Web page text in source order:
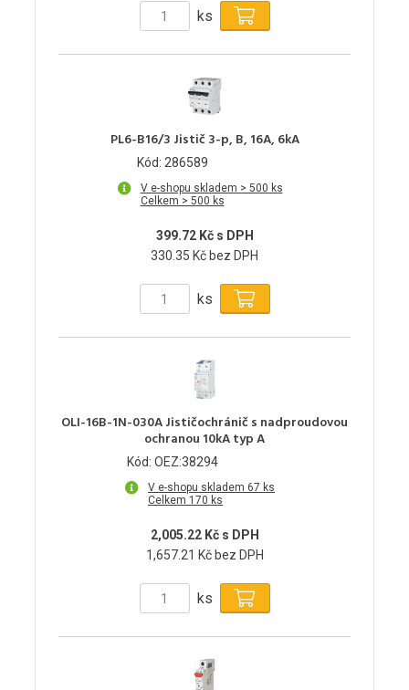
ks
PL6-B16/3 Jistič 3-p, B, 16A, 6kA
Kód: 286589
V e-shopu skladem > 500 ks
Celkem > 500 ks
399.72 Kč s DPH
330.35 Kč bez DPH
ks
OLI-16B-1N-030A Jističochránič s nadproudovou
ochranou 10kA typ A
Kód: OEZ:38294
V e-shopu skladem 67 ks
Celkem 170 ks
2,005.22 Kč s DPH
1,657.21 Kč bez DPH
ks